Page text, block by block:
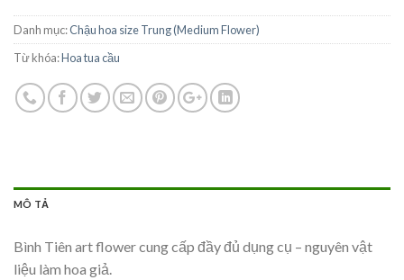
Danh mục:Chậu hoa size Trung (Medium Flower)
Từ khóa:Hoa tua cầu
MÔ TẢ
Bình Tiên art flower cung cấp đầy đủ dụng cụ – nguyên vật
liệu làm hoa giả.